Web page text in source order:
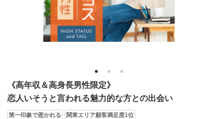
1 2 3
《高年収＆高身長男性限定》
恋人いそうと言われる魅力的な方との出会い
第一印象で惹かれる 関東エリア顧客満足度1位